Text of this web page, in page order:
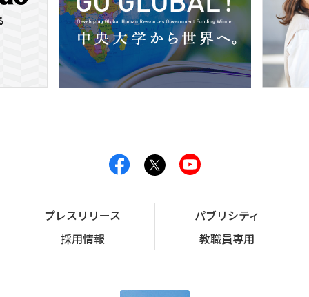
プレスリリース
パブリシティ
採用情報
教職員専用